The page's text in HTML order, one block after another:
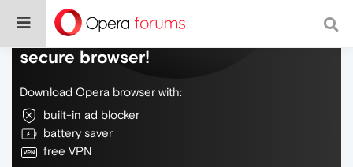
Do more on the web, with a fast and
secure browser!
Download Opera browser with:
built-in ad blocker
battery saver
free VPN